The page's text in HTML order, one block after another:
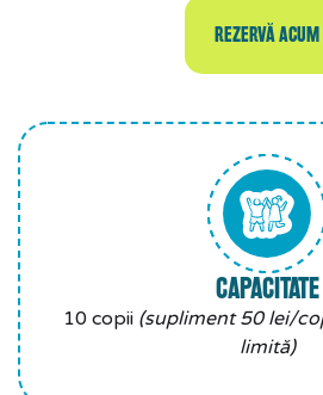
REZERVĂ ACUM
CAPACITATE
10 copii (supliment 50 lei/
limită)